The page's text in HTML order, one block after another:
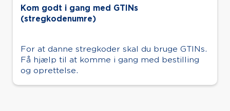
Kom godt i gang med GTINs
(stregkodenumre)
For at danne stregkoder skal du bruge GTINs.
Få hjælp til at komme i gang med bestilling
og oprettelse.